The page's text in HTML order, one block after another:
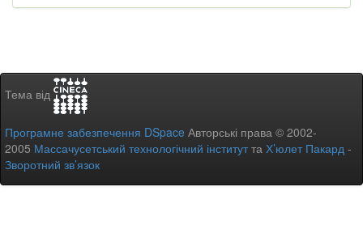
Тема від
Програмне забезпечення DSpace Авторські права © 2002-
2005 Массачусетський технологічний інститутта Х’юлет Пакард -
Зворотний зв’язок